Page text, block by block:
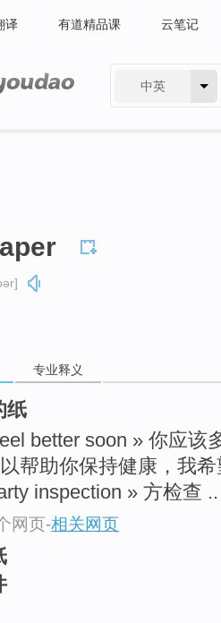
译 有道精品课 云笔记
中英
专业释义
纸
better soon » 你应该
帮助你保持健康，我
inspection » 方检查 ..
网页-相关网页